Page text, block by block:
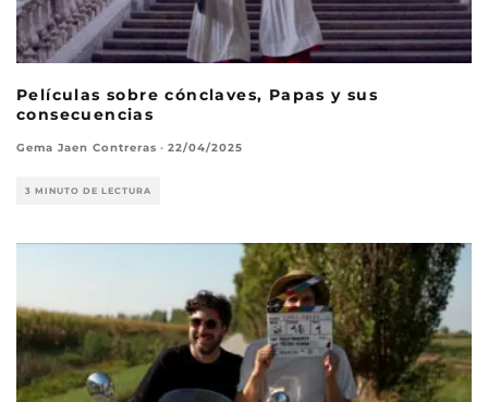
Películas sobre cónclaves, Papas y sus
consecuencias
Gema Jaen Contreras · 22/04/2025
3 MINUTO DE LECTURA